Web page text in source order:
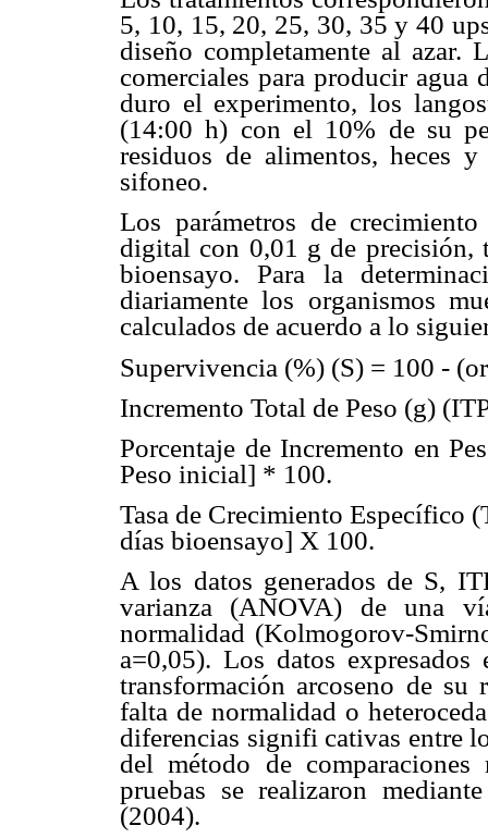
5, 10, 15, 20, 25, 30, 35 y 40
diseño completamente al azar.
comerciales para producir
duro el experimento, los
(14:00 h) con el 10% de su
residuos de alimentos, heces
sifoneo.
Los parámetros de
digital con 0,01 g de
bioensayo. Para la
diariamente los organismos
calculados de acuerdo a lo
Supervivencia (%) (S) = 100 -
Incremento Total de Peso (g)
Porcentaje de Incremento en
Peso inicial] * 100.
Tasa de Crecimiento Específico
días bioensayo] X 100.
A los datos generados de S,
varianza (ANOVA) de una
normalidad (Kolmogorov-
a=0,05). Los datos
transformación arcoseno de su
falta de normalidad o
diferencias signifi cativas entre
del método de
pruebas se realizaron
(2004).